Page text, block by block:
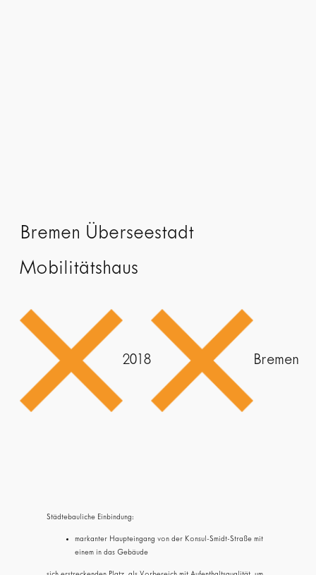
Bremen Überseestadt
Mobilitätshaus
2018 Bremen
Städtebauliche Einbindung:
markanter Haupteingang von der Konsul-Smidt-Straße mit
einem in das Gebäude